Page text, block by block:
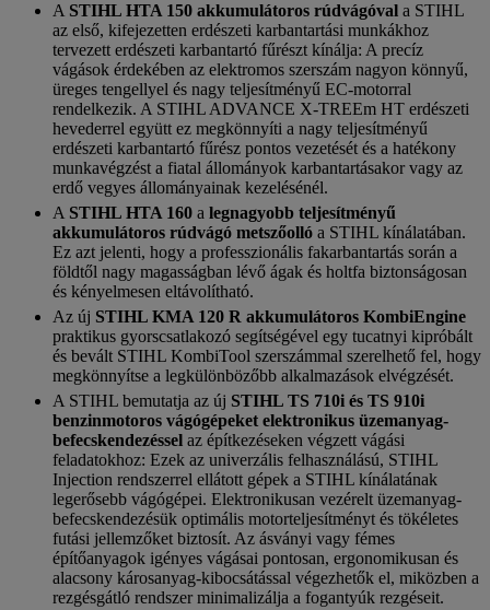
A STIHL HTA 150 akkumulátoros rúdvágóval a STIHL
az első, kifejezetten erdészeti karbantartási munkákhoz
tervezett erdészeti karbantartó fűrészt kínálja: A precíz
vágások érdekében az elektromos szerszám nagyon könnyű,
üreges tengellyel és nagy teljesítményű EC-motorral
rendelkezik. A STIHL ADVANCE X-TREEm HT erdészeti
hevederrel együtt ez megkönnyíti a nagy teljesítményű
erdészeti karbantartó fűrész pontos vezetését és a hatékony
munkavégzést a fiatal állományok karbantartásakor vagy az
erdő vegyes állományainak kezelésénél.
A STIHL HTA 160 a legnagyobb teljesítményű
akkumulátoros rúdvágó metszőolló a STIHL kínálatában.
Ez azt jelenti, hogy a professzionális fakarbantartás során a
földtől nagy magasságban lévő ágak és holtfa biztonságosan
és kényelmesen eltávolítható.
Az új STIHL KMA 120 R akkumulátoros KombiEngine
praktikus gyorscsatlakozó segítségével egy tucatnyi kipróbált
és bevált STIHL KombiTool szerszámmal szerelhető fel, hogy
megkönnyítse a legkülönbözőbb alkalmazások elvégzését.
A STIHL bemutatja az új STIHL TS 710i és TS 910i
benzinmotoros vágógépeket elektronikus üzemanyag-
befecskendezéssel az építkezéseken végzett vágási
feladatokhoz: Ezek az univerzális felhasználású, STIHL
Injection rendszerrel ellátott gépek a STIHL kínálatának
legerősebb vágógépei. Elektronikusan vezérelt üzemanyag-
befecskendezésük optimális motorteljesítményt és tökéletes
futási jellemzőket biztosít. Az ásványi vagy fémes
építőanyagok igényes vágásai pontosan, ergonomikusan és
alacsony károsanyag-kibocsátással végezhetők el, miközben a
rezgésgátló rendszer minimalizálja a fogantyúk rezgéseit.